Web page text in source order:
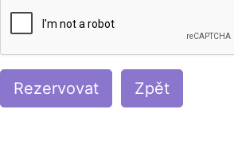
Rezervovat Zpět